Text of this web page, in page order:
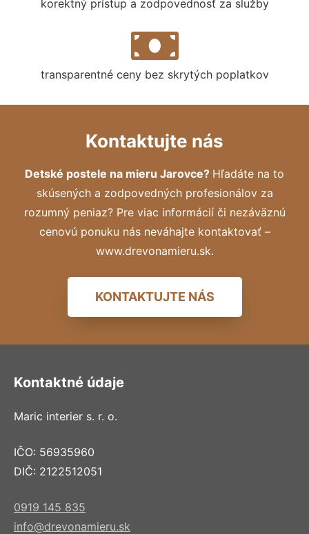
korektný prístup a zodpovednosť za služby
transparentné ceny bez skrytých poplatkov
Kontaktujte nás
Detské postele na mieru Jarovce? Hľadáte na to
skúsených a zodpovedných profesionálov za
rozumný peniaz? Pre viac informácií či nezáväznú
cenovú ponuku nás neváhajte kontaktovať –
www.drevonamieru.sk.
KONTAKTUJTE NÁS
Kontaktné údaje
Maric interier s. r. o.
IČO: 56935960
DIČ: 2122512051
0919 145 835
info@drevonamieru.sk